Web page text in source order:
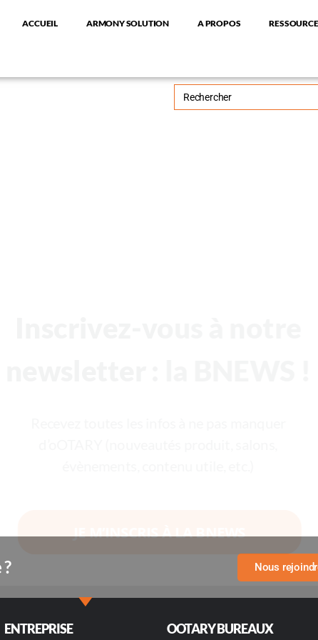
ACCUEIL ARMONY SOLUTION A PROPOS RESSOURCES
RECHERCHE
DE
:
Nous
ENTREPRISE OOTARY BUREAUX